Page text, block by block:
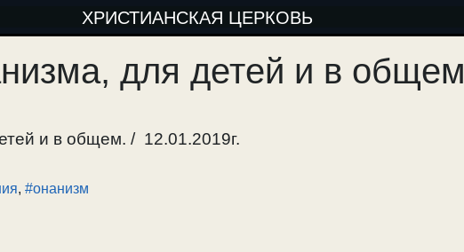
ХРИСТИАНСКАЯ ЦЕРКОВЬ
для детей и в общем
и в общем. / 12.01.2019г.
, #онанизм